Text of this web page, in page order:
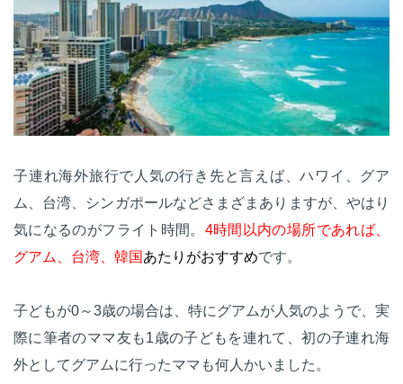
子連れ海外旅行で人気の行き先と言えば、ハワイ、グア
ム、台湾、シンガポールなどさまざまありますが、やはり
気になるのがフライト時間。 4時間以内の場所であれば、
グアム、台湾、韓国あたりがおすすめです。
子どもが0～3歳の場合は、特にグアムが人気のようで、実
際に筆者のママ友も1歳の子どもを連れて、初の子連れ海
外としてグアムに行ったママも何人かいました。